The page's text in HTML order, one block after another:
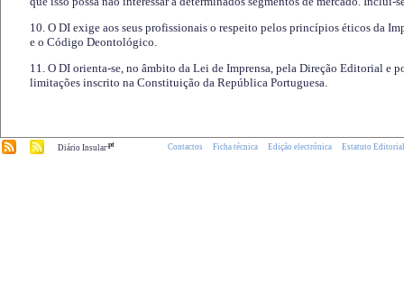
10. O DI exige aos seus profissionais o respeito pelos princípios éticos da
e o Código Deontológico.
11. O DI orienta-se, no âmbito da Lei de Imprensa, pela Direção Editorial e
limitações inscrito na Constituição da República Portuguesa.
Diário Insular.pt Contactos Ficha técnica Edição electrónica Estatuto Editorial